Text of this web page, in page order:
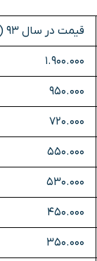
قیمت در سال 93 (تومان)
1.900.000
950.000
720.000
550.000
530.000
450.000
350.000